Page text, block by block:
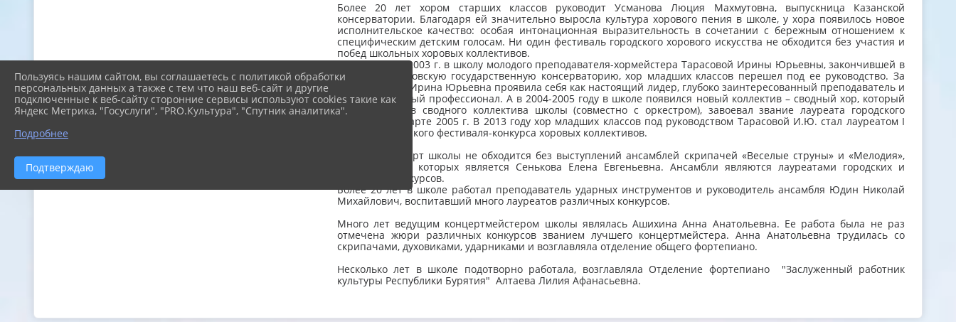
Более 20 лет хором старших классов руководит Усманова Люция Махмутовна, выпускница Казанской
консерватории. Благодаря ей значительно выросла культура хорового пения в школе, у хора появилось новое
исполнительское качество: особая интонационная выразительность в сочетании с бережным отношением к
специфическим детским голосам. Ни один фестиваль городского хорового искусства не обходится без участия и
побед школьных хоровых коллективов.
С приходом в 2003 г. в школу молодого преподавателя-хормейстера Тарасовой Ирины Юрьевны, закончившей в
этот год Саратовскую государственную консерваторию, хор младших классов перешел под ее руководство. За
время работы Ирина Юрьевна проявила себя как настоящий лидер, глубоко заинтересованный преподаватель и
очень грамотный профессионал. А в 2004-2005 году в школе появился новый коллектив – сводный хор, который
войдя в состав сводного коллектива школы (совместно с оркестром), завоевал звание лауреата городского
фестиваля в марте 2005 г. В 2013 году хор младших классов под руководством Тарасовой И.Ю. стал лауреатом I
степени городского фестиваля-конкурса хоровых коллективов.
Ни один концерт школы не обходится без выступлений ансамблей скрипачей «Веселые струны» и «Мелодия»,
руководителем которых является Сенькова Елена Евгеньевна. Ансамбли являются лауреатами городских и
областных конкурсов.
Более 20 лет в школе работал преподаватель ударных инструментов и руководитель ансамбля Юдин Николай
Михайлович, воспитавший много лауреатов различных конкурсов.
Много лет ведущим концертмейстером школы являлась Ашихина Анна Анатольевна. Ее работа была не раз
отмечена жюри различных конкурсов званием лучшего концертмейстера. Анна Анатольевна трудилась со
скрипачами, духовиками, ударниками и возглавляла отделение общего фортепиано.
Несколько лет в школе подотворно работала, возглавляла Отделение фортепиано "Заслуженный работник
культуры Республики Бурятия" Алтаева Лилия Афанасьевна.
Пользуясь нашим сайтом, вы соглашаетесь с политикой обработки
персональных данных а также с тем что наш веб-сайт и другие
подключенные к веб-сайту сторонние сервисы используют cookies такие как
Яндекс Метрика, "Госуслуги", "PRO.Культура", "Спутник аналитика".
Подробнее
Подтверждаю